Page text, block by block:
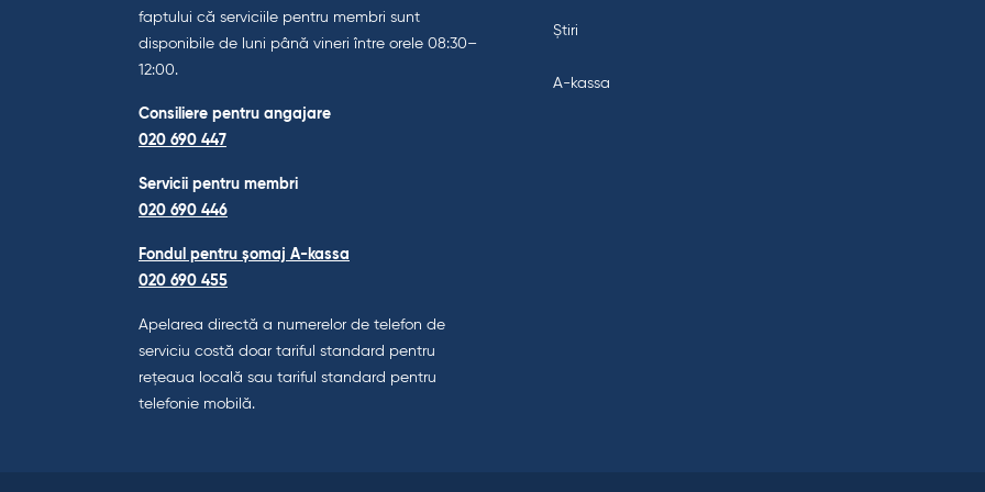
faptului că serviciile pentru membri sunt
disponibile de luni până vineri între orele 08:30–
12:00.
Consiliere pentru angajare
020 690 447
Servicii pentru membri
020 690 446
Fondul pentru șomaj A-kassa
020 690 455
Apelarea directă a numerelor de telefon de
serviciu costă doar tariful standard pentru
rețeaua locală sau tariful standard pentru
telefonie mobilă.
Știri
A-kassa